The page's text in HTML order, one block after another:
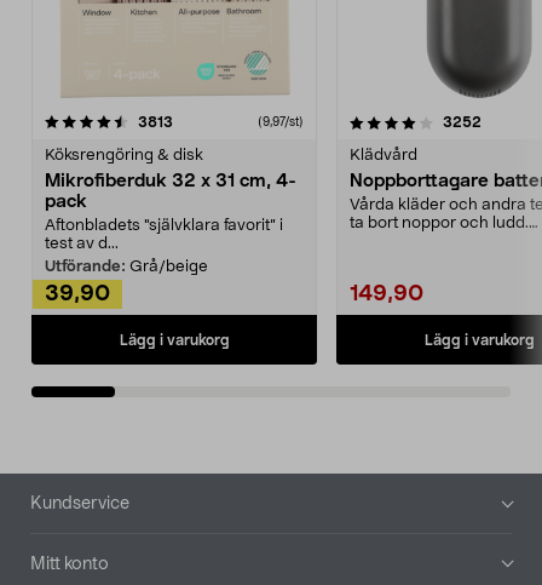
3813 (9,97/st)
Köksrengöring & disk
Mikrofiberduk 32 x 31 cm, 4-
pack
Aftonbladets "självklara favorit” i
test av d...
Utförande: Grå/beige
39,90
Lägg i varukorg
4.0av 5 stjärnor 3252
Klädvård
Noppborttagare
Vårda kläder och andra
ta bort noppor och ludd.
149,90
Lägg i varukorg
4.5av 5 stjärnor
Sidfot
Kundservice
Mitt konto